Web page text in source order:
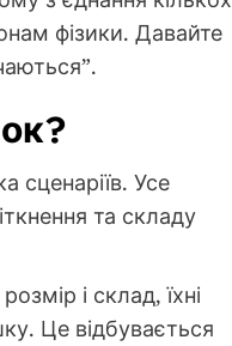
фізики. Давайте
сценаріїв. Усе
та складу
і склад, їхні
Це відбувається